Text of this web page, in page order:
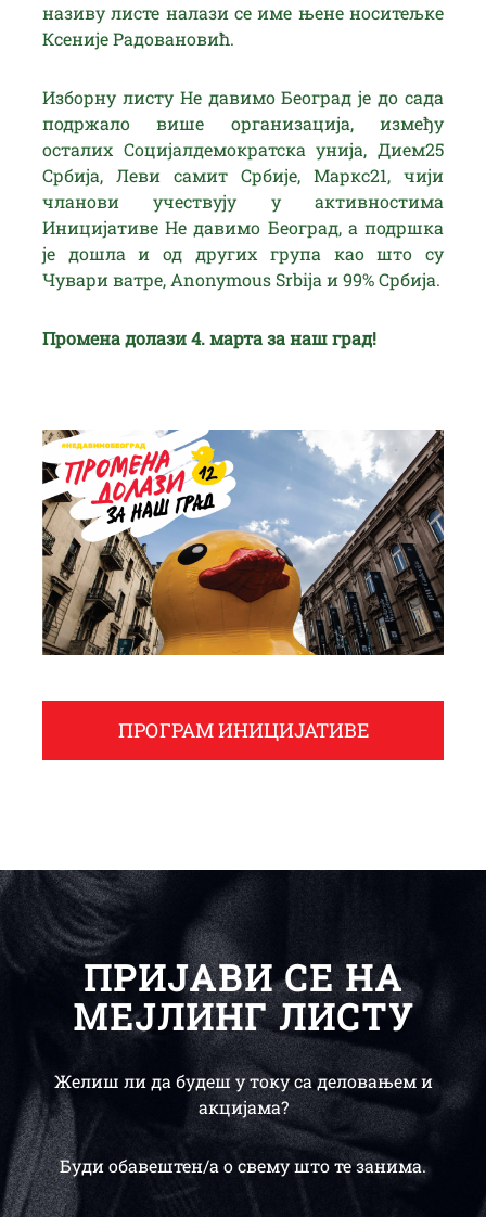
називу листе налази се име њене носитељке
Ксеније Радовановић.
Изборну листу Не давимо Београд је до сада
подржало више организација, између
осталих Социјалдемократска унија, Дием25
Србија, Леви самит Србије, Маркс21, чији
чланови учествују у активностима
Иницијативе Не давимо Београд, а подршка
је дошла и од других група као што су
Чувари ватре, Anonymous Srbija и 99% Србија.
Промена долази 4. марта за наш град!
ПРОГРАМ ИНИЦИЈАТИВЕ
ПРИЈАВИ СЕ НА
МЕЈЛИНГ ЛИСТУ
Желиш ли да будеш у току са деловањем и
акцијама?
Буди обавештен/a о свему што те занима.